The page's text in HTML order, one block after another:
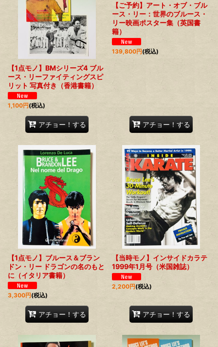
【1点モノ】BMシリーズ4 ブル
ース・リーファイティングスピ
リット 写真付き（香港書籍）
1,100円(税込)
アチョー！する
【ご予約】アート・オブ・ブル
ース・リー：世界のブルース・
リー映画ポスター集（英国書
籍）
139,800円(税込)
アチョー！する
【1点モノ】ブルース＆ブラン
ドン・リー ドラゴンの名のもと
に（イタリア書籍）
3,300円(税込)
アチョー！する
【当時モノ】インサイドカラテ
1999年1月号（米国雑誌）
2,200円(税込)
アチョー！する